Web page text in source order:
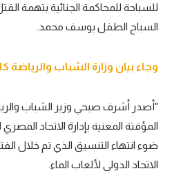
أقسام خاصة
تحقيق في الجول
تقرير في الجول
تحليل في الجول
للسباحة للمحاكمة الجنائية بتهمة
السباح الطفل يوسف محمد.
وجاء بيان وزارة الشباب والرياضة
"أصدر أشرف صبحي وزير الشباب
المؤقتة المعنية بإدارة الاتحاد
ضوء انتهاء التنسيق الذي تم خلال
الاتحاد الدولي لألعاب الماء.